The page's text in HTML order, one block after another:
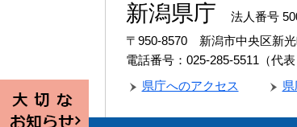
新潟県庁
法人番号
〒950-8570 新潟市中央区新光
電話番号：025-285-5511（代表
県庁へのアクセス